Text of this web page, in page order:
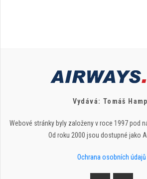
Vydává: Tomáš Hampl
Webové stránky byly založeny v roce 1997 pod
Od roku 2000 jsou dostupné jako
Ochrana osobních údajů